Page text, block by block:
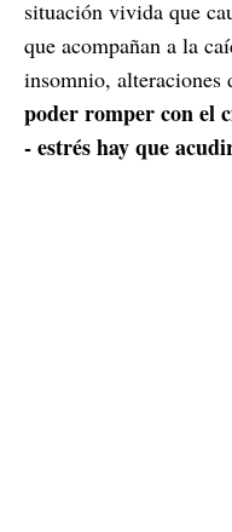
situación vivida que
que acompañan a la
insomnio, alteraciones
poder romper con el
- estrés hay que